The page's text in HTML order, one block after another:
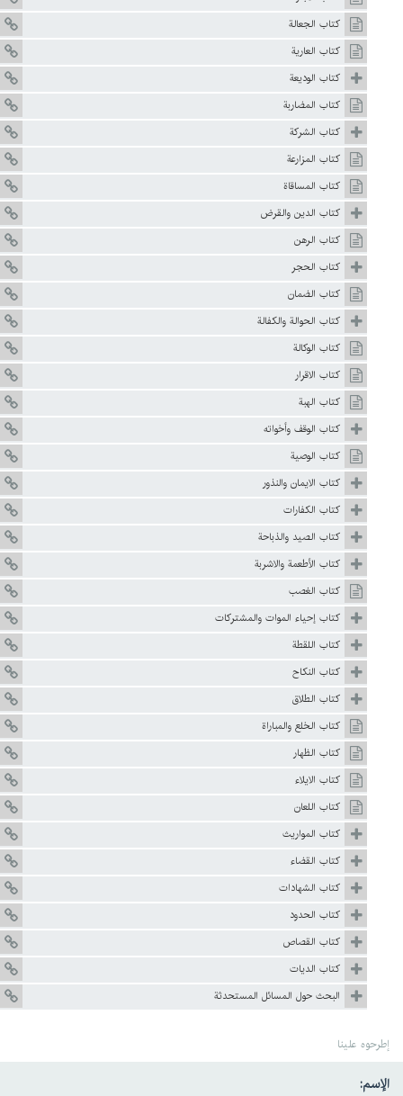
كتاب الجعالة
كتاب العارية
كتاب الوديعة
كتاب المضاربة
كتاب الشركة
كتاب المزارعة
كتاب المساقاة
كتاب الدين والقرض
كتاب الرهن
كتاب الحجر
كتاب الضمان
كتاب الحوالة والكفالة
كتاب الوكالة
كتاب الاقرار
كتاب الهبة
كتاب الوقف وأخواته
كتاب الوصية
كتاب الايمان والنذور
كتاب الكفارات
كتاب الصيد والذباحة
كتاب الأطعمة والاشربة
كتاب الغصب
كتاب إحياء الموات والمشتركات
كتاب اللقطة
كتاب النكاح
كتاب الطلاق
كتاب الخلع والمباراة
كتاب الظهار
كتاب الايلاء
كتاب اللعان
كتاب المواريث
كتاب القضاء
كتاب الشهادات
كتاب الحدود
كتاب القصاص
كتاب الديات
البحث حول المسائل المستحدثة
إطرحوه علينا
الإسم: